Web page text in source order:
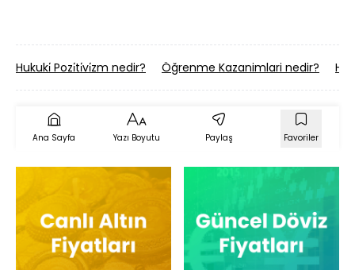
Hukuki̇ Pozi̇ti̇vi̇zm nedir? Öğrenme Kazanimlari nedir?
Ana Sayfa Yazı Boyutu Paylaş Favoriler